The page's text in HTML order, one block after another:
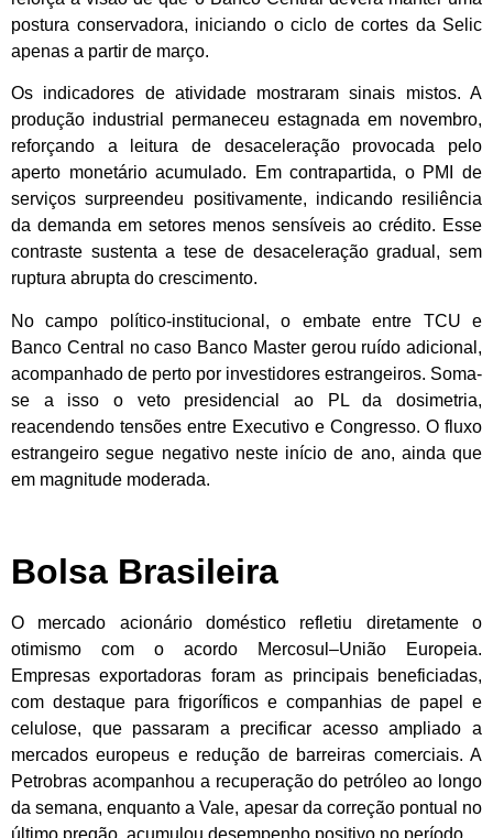
postura conservadora, iniciando o ciclo de cortes da Selic
apenas a partir de março.
Os indicadores de atividade mostraram sinais mistos. A
produção industrial permaneceu estagnada em novembro,
reforçando a leitura de desaceleração provocada pelo
aperto monetário acumulado. Em contrapartida, o PMI de
serviços surpreendeu positivamente, indicando resiliência
da demanda em setores menos sensíveis ao crédito. Esse
contraste sustenta a tese de desaceleração gradual, sem
ruptura abrupta do crescimento.
No campo político-institucional, o embate entre TCU e
Banco Central no caso Banco Master gerou ruído adicional,
acompanhado de perto por investidores estrangeiros. Soma-
se a isso o veto presidencial ao PL da dosimetria,
reacendendo tensões entre Executivo e Congresso. O fluxo
estrangeiro segue negativo neste início de ano, ainda que
em magnitude moderada.
Bolsa Brasileira
O mercado acionário doméstico refletiu diretamente o
otimismo com o acordo Mercosul–União Europeia.
Empresas exportadoras foram as principais beneficiadas,
com destaque para frigoríficos e companhias de papel e
celulose, que passaram a precificar acesso ampliado a
mercados europeus e redução de barreiras comerciais. A
Petrobras acompanhou a recuperação do petróleo ao longo
da semana, enquanto a Vale, apesar da correção pontual no